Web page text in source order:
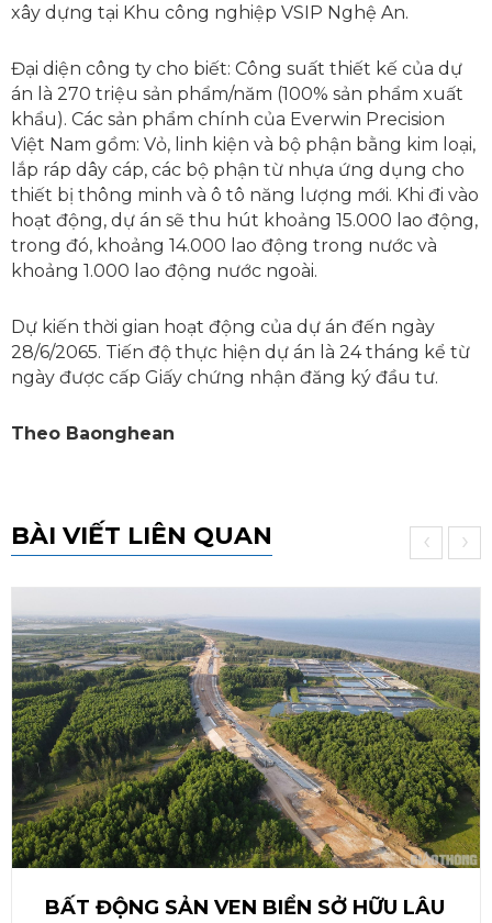
xây dựng tại Khu công nghiệp VSIP Nghệ An.
Đại diện công ty cho biết: Công suất thiết kế của dự
án là 270 triệu sản phẩm/năm (100% sản phẩm xuất
khẩu). Các sản phẩm chính của Everwin Precision
Việt Nam gồm: Vỏ, linh kiện và bộ phận bằng kim loại,
lắp ráp dây cáp, các bộ phận từ nhựa ứng dụng cho
thiết bị thông minh và ô tô năng lượng mới. Khi đi vào
hoạt động, dự án sẽ thu hút khoảng 15.000 lao động,
trong đó, khoảng 14.000 lao động trong nước và
khoảng 1.000 lao động nước ngoài.
Dự kiến thời gian hoạt động của dự án đến ngày
28/6/2065. Tiến độ thực hiện dự án là 24 tháng kể từ
ngày được cấp Giấy chứng nhận đăng ký đầu tư.
Theo Baonghean
BÀI VIẾT LIÊN QUAN
BẤT ĐỘNG SẢN VEN BIỂN SỞ HỮU LÂU
‹ ›